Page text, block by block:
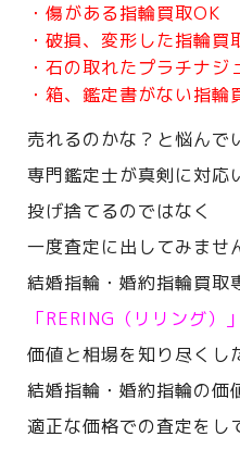
・傷がある指輪買取OK
・破損、変形した指輪買
・石の取れたプラチナジ
・箱、鑑定書がない指
売れるのかな？と悩んで
専門鑑定士が真剣に対応
投げ捨てるのではなく
一度査定に出してみませ
結婚指輪・婚約指輪買取
「RERING（リリング）」
価値と相場を知り尽くし
結婚指輪・婚約指輪の価
適正な価格での査定をし